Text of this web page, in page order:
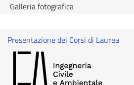
Galleria fotografica
Presentazione dei Corsi di Laurea